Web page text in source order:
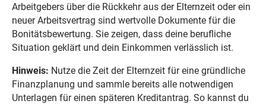
Arbeitgebers über die Rückkehr aus der Elternzeit oder ein
neuer Arbeitsvertrag sind wertvolle Dokumente für die
Bonitätsbewertung. Sie zeigen, dass deine berufliche
Situation geklärt und dein Einkommen verlässlich ist.
Hinweis: Nutze die Zeit der Elternzeit für eine gründliche
Finanzplanung und sammle bereits alle notwendigen
Unterlagen für einen späteren Kreditantrag. So kannst du